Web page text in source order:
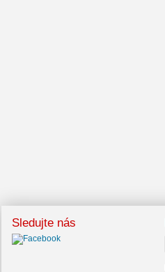
Sledujte nás